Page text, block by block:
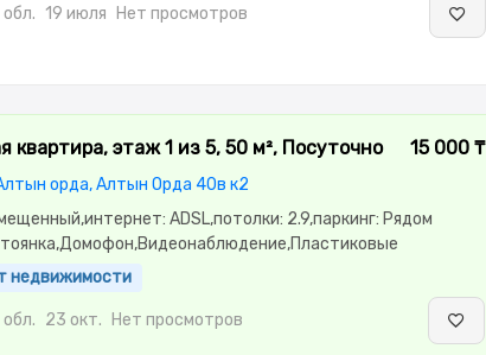
двор
19 июля Нет просмотров
квартира, этаж 1 из 5, 50 м², Посуточно
орда, Алтын Орда 40в к2
15 000 ₸
ADSL,потолки: 2.9,паркинг: Рядом
кухня,Новая
машина-
бытовая техника,Бесплатный Wi-Fi
недвижимости
23 окт. Нет просмотров